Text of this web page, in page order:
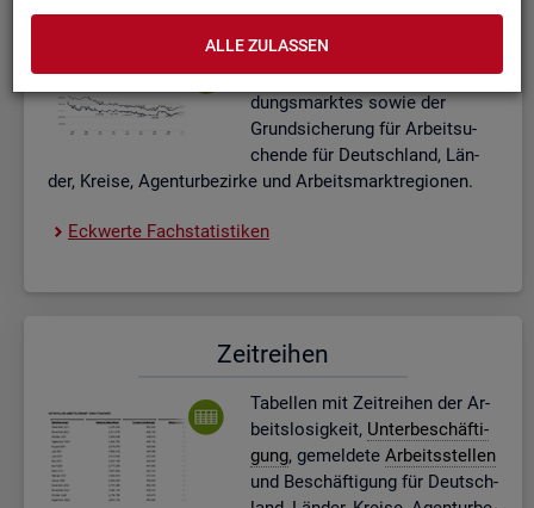
ALLE ZULASSEN
bel­len zu den ak­tu­el­len Eck­
wer­ten des Ar­beits- und Aus­bil­
dungs­mark­tes sowie der
Grund­si­che­rung für Ar­beit­su­
chen­de für Deutsch­land, Län­
der, Krei­se, Agen­tur­be­zir­ke und Ar­beits­markt­re­gio­nen.
Eck­wer­te Fach­sta­tis­ti­ken
Zeit­rei­hen
Ta­bel­len mit Zeit­rei­hen der Ar­
beits­lo­sig­keit, Un­ter­be­schäf­ti­
gung, ge­mel­de­te Ar­beits­stel­len
und Be­schäf­ti­gung für Deutsch­